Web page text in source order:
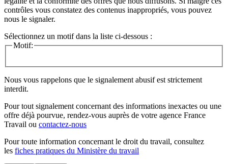
contrôles vous constatez des contenus inappropriés, vous pouvez
nous le signaler.
Sélectionnez un motif dans la liste ci-dessous :
Motif:
Nous vous rappelons que le signalement abusif est strictement
interdit.
Pour tout signalement concernant des informations inexactes ou une
offre déjà pourvue, rendez-vous auprès de votre agence France
Travail ou contactez-nous
Pour toute information concernant le droit du travail, consultez
les fiches pratiques du Ministère du travail